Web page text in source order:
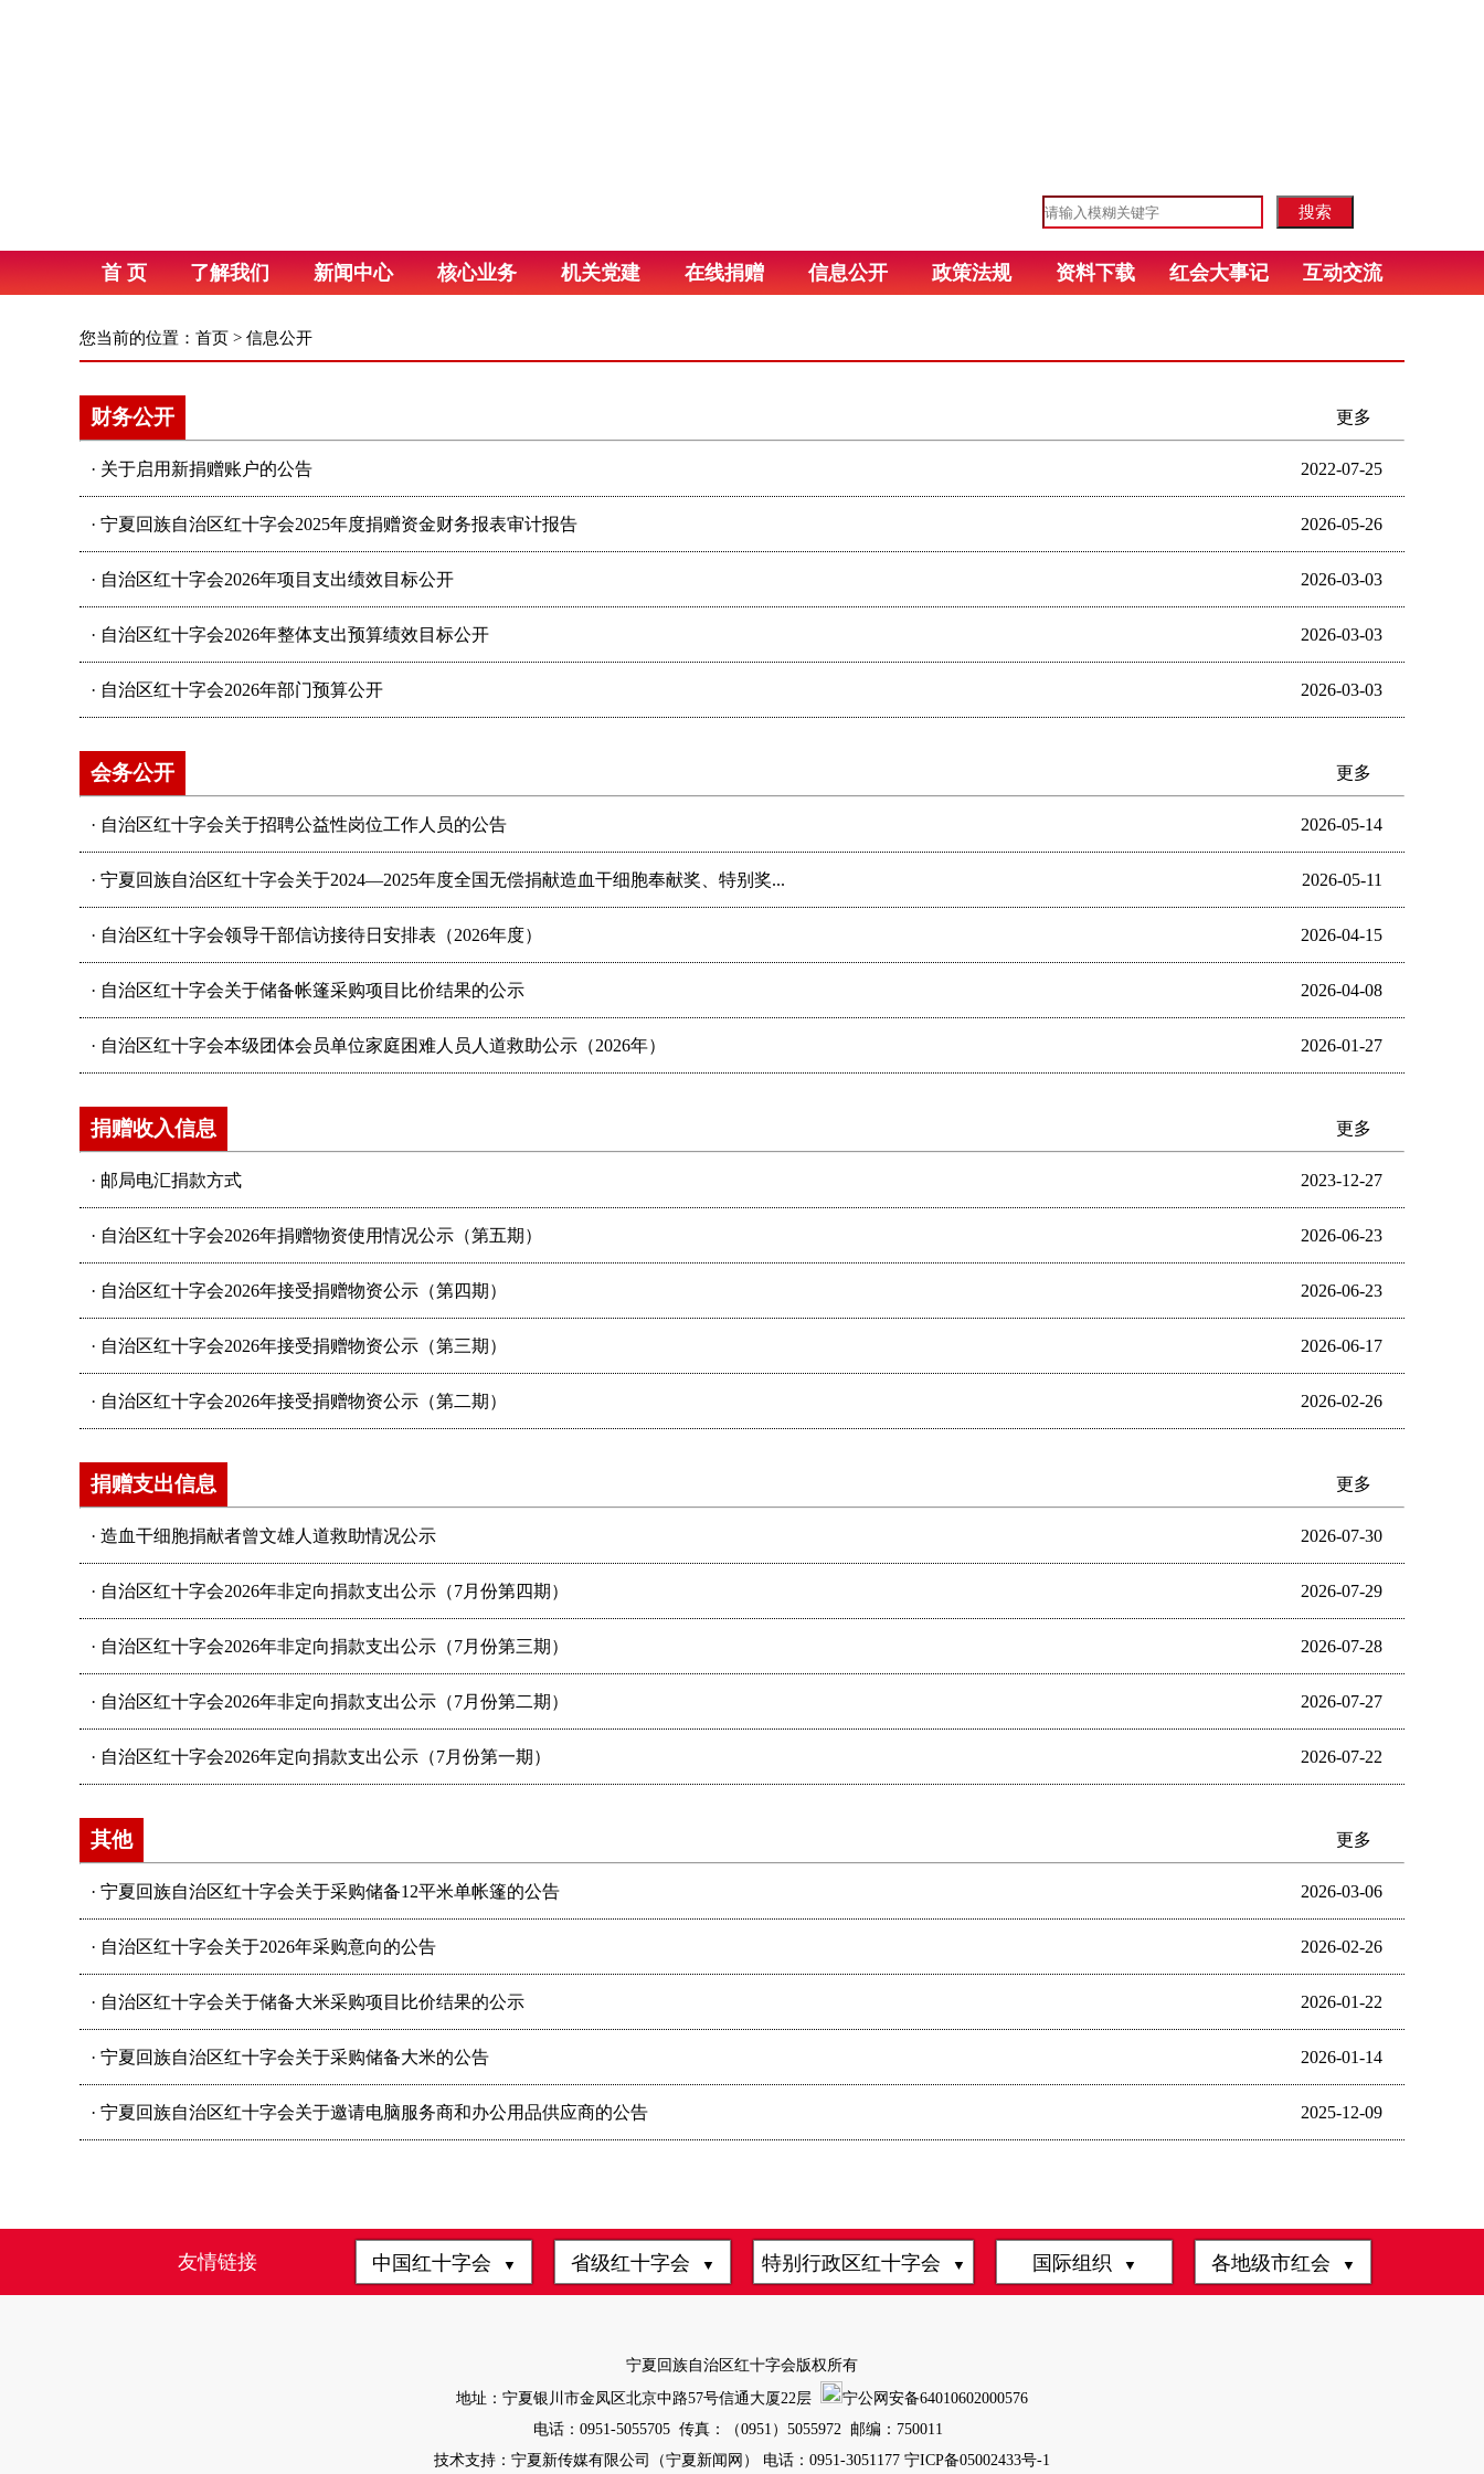
首 页 了解我们 新闻中心 核心业务 机关党建 在线捐赠 信息公开 政策法规 资料下载 红会大事记 互动交流
您当前的位置： 首页 > 信息公开
财务公开 更多
· 关于启用新捐赠账户的公告 2022-07-25
· 宁夏回族自治区红十字会2025年度捐赠资金财务报表审计报告 2026-05-26
· 自治区红十字会2026年项目支出绩效目标公开 2026-03-03
· 自治区红十字会2026年整体支出预算绩效目标公开 2026-03-03
· 自治区红十字会2026年部门预算公开 2026-03-03
会务公开 更多
· 自治区红十字会关于招聘公益性岗位工作人员的公告 2026-05-14
· 宁夏回族自治区红十字会关于2024—2025年度全国无偿捐献造血干细胞奉献奖、特别奖... 2026-05-11
· 自治区红十字会领导干部信访接待日安排表（2026年度） 2026-04-15
· 自治区红十字会关于储备帐篷采购项目比价结果的公示 2026-04-08
· 自治区红十字会本级团体会员单位家庭困难人员人道救助公示（2026年） 2026-01-27
捐赠收入信息 更多
· 邮局电汇捐款方式 2023-12-27
· 自治区红十字会2026年捐赠物资使用情况公示（第五期） 2026-06-23
· 自治区红十字会2026年接受捐赠物资公示（第四期） 2026-06-23
· 自治区红十字会2026年接受捐赠物资公示（第三期） 2026-06-17
· 自治区红十字会2026年接受捐赠物资公示（第二期） 2026-02-26
捐赠支出信息 更多
· 造血干细胞捐献者曾文雄人道救助情况公示 2026-07-30
· 自治区红十字会2026年非定向捐款支出公示（7月份第四期） 2026-07-29
· 自治区红十字会2026年非定向捐款支出公示（7月份第三期） 2026-07-28
· 自治区红十字会2026年非定向捐款支出公示（7月份第二期） 2026-07-27
· 自治区红十字会2026年定向捐款支出公示（7月份第一期） 2026-07-22
其他 更多
· 宁夏回族自治区红十字会关于采购储备12平米单帐篷的公告 2026-03-06
· 自治区红十字会关于2026年采购意向的公告 2026-02-26
· 自治区红十字会关于储备大米采购项目比价结果的公示 2026-01-22
· 宁夏回族自治区红十字会关于采购储备大米的公告 2026-01-14
· 宁夏回族自治区红十字会关于邀请电脑服务商和办公用品供应商的公告 2025-12-09
友情链接 中国红十字会 ▼ 省级红十字会 ▼ 特别行政区红十字会 ▼ 国际组织 ▼ 各地级市红会 ▼
宁夏回族自治区红十字会版权所有
地址：宁夏银川市金凤区北京中路57号信通大厦22层
宁公网安备64010602000576
电话：0951-5055705 传真：（0951）5055972 邮编：750011
技术支持：宁夏新传媒有限公司（宁夏新闻网） 电话：0951-3051177 宁ICP备05002433号-1